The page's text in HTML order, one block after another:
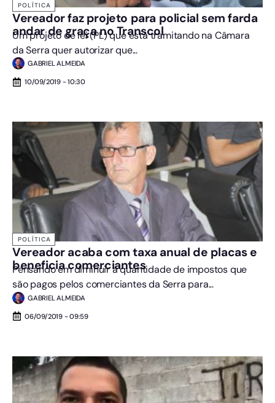
POLÍTICA
Vereador faz projeto para policial sem farda
andar de graça no Transcol
Um projeto de lei (PL) que está tramitando na Câmara
da Serra quer autorizar que...
GABRIEL ALMEIDA
10/09/2019 - 10:30
POLÍTICA
Vereador acaba com taxa anual de placas e
beneficia comerciantes
Pensando em diminuir a quantidade de impostos que
são pagos pelos comerciantes da Serra para...
GABRIEL ALMEIDA
06/09/2019 - 09:59